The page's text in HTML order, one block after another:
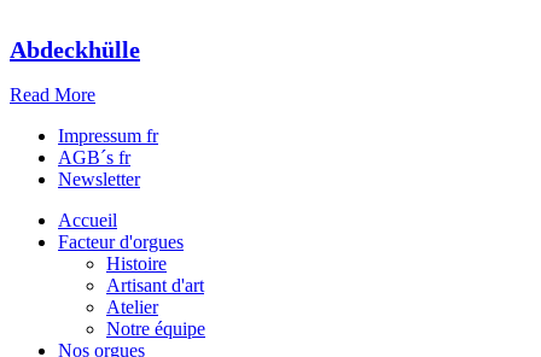
Abdeckhülle
Read More
Impressum fr
AGB´s fr
Newsletter
Accueil
Facteur d'orgues
Histoire
Artisant d'art
Atelier
Notre équipe
Nos orgues